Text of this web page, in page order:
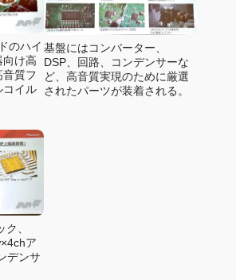
のハイ
向け高
質フ
コイル
基盤にはコンバーター、
DSP、回路、コンデンサーな
ど、高音質実現のために厳選
されたパーツが装着される。
、
ア
デンサ